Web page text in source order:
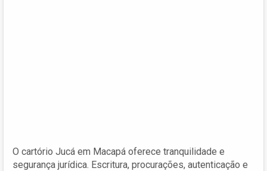
O cartório Jucá em Macapá oferece tranquilidade e
segurança jurídica. Escritura, procurações, autenticação e